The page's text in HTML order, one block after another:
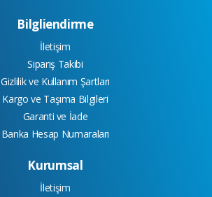
Bilgliendirme
İletişim
Sipariş Takibi
Gizlilik ve Kullanım Şartları
Kargo ve Taşıma Bilgileri
Garanti ve İade
Banka Hesap Numaraları
Kurumsal
İletişim